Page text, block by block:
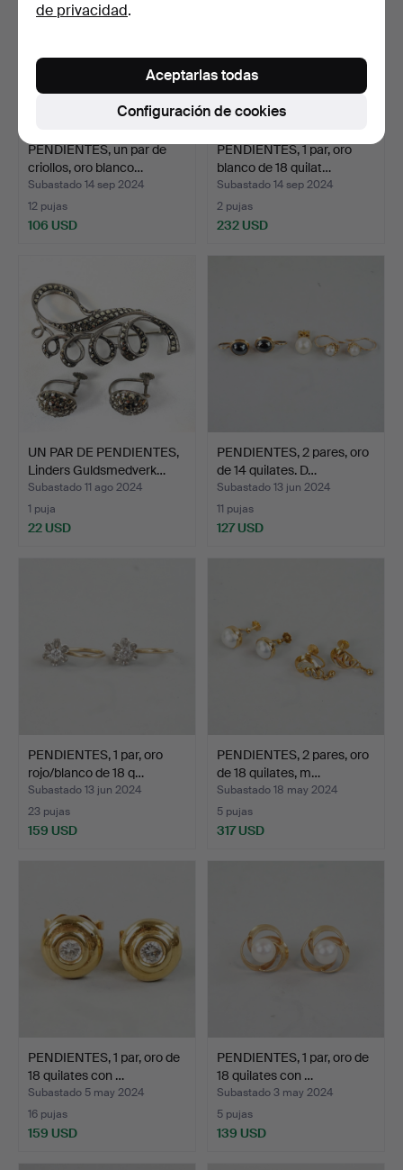
PENDIENTES, un par de
criollos, oro blanco…
Subastado 14 sep 2024
12 pujas
106 USD
PENDIENTES, 1 par, oro
blanco de 18 quilat…
Subastado 14 sep 2024
2 pujas
232 USD
UN PAR DE PENDIENTES,
Linders Guldsmedverk…
Subastado 11 ago 2024
1 puja
22 USD
PENDIENTES, 2 pares, oro
de 14 quilates. D…
Subastado 13 jun 2024
11 pujas
127 USD
PENDIENTES, 1 par, oro
rojo/blanco de 18 q…
Subastado 13 jun 2024
23 pujas
159 USD
PENDIENTES, 2 pares, oro
de 18 quilates, m…
Subastado 18 may 2024
5 pujas
317 USD
PENDIENTES, 1 par, oro de
18 quilates con …
Subastado 5 may 2024
16 pujas
159 USD
PENDIENTES, 1 par, oro de
18 quilates con …
Subastado 3 may 2024
5 pujas
139 USD
de privacidad.
Configuración de cookies
Aceptarlas todas